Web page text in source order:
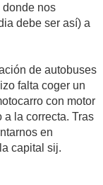
donde nos
debe ser así) a
de autobuses
falta coger un
con motor
la correcta. Tras
en
capital sij.